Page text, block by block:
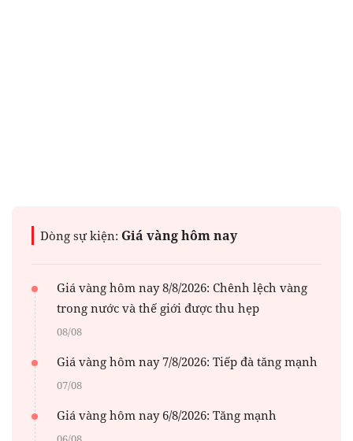
Dòng sự kiện: Giá vàng hôm nay
Giá vàng hôm nay 8/8/2026: Chênh lệch vàng
trong nước và thế giới được thu hẹp
08/08
Giá vàng hôm nay 7/8/2026: Tiếp đà tăng mạnh
07/08
Giá vàng hôm nay 6/8/2026: Tăng mạnh